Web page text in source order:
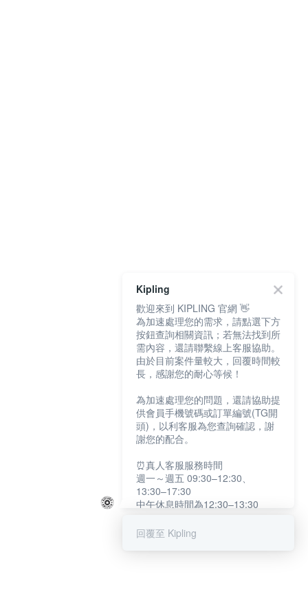
Kipling
歡迎來到 KIPLING 官網 👋
為加速處理您的需求，請點選下方
按鈕查詢相關資訊；若無法找到所
需內容，還請聯繫線上客服協助。
由於目前案件量較大，回覆時間較
長，感謝您的耐心等候！
為加速處理您的問題，還請協助提
供會員手機號碼或訂單編號(TG開
頭)，以利客服為您查詢確認，謝
謝您的配合。
⏰真人客服服務時間
週一～週五 09:30–12:30、
13:30–17:30
中午休息時間為12:30–13:30
提醒您：系統會自動已讀訊息，如
回覆至 Kipling